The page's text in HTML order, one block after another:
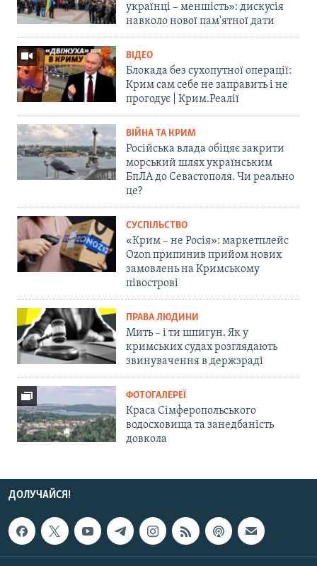
українці – меншість»: дискусія
навколо нової пам'ятної дати
ВІДЕО
Блокада без сухопутної операції:
Крим сам себе не заправить і не
прогодує | Крим.Реалії
ВІЙНА ТА КРИМ
Російська влада обіцяє закрити
морський шлях українським
БпЛА до Севастополя. Чи реально
це?
СУСПІЛЬСТВО
«Крим – не Росія»: маркетплейс
Ozon припинив прийом нових
замовлень на Кримському
півострові
ПРАВА ЛЮДИНИ
Мить – і ти шпигун. Як у
кримських судах розглядають
звинувачення в держзраді
ФОТОГАЛЕРЕЇ
Краса Сімферопольського
водосховища та занедбаність
довкола
ДОЛУЧАЙСЯ!